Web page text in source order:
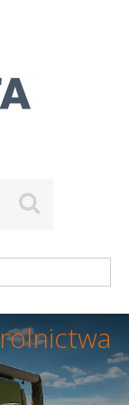
rolnictwa